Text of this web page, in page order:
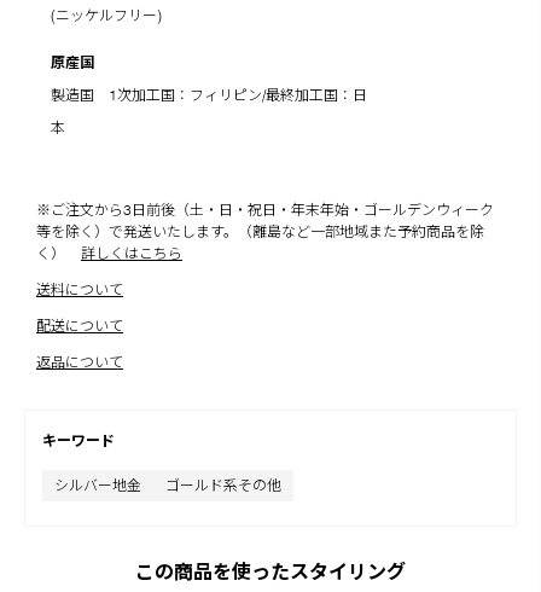
(ニッケルフリー)
原産国
製造国 1次加工国：フィリピン/最終加工国：日
本
※ご注文から3日前後（土・日・祝日・年末年始・ゴールデンウィーク
等を除く）で発送いたします。（離島など一部地域また予約商品を除
く）
詳しくはこちら
送料について
配送について
返品について
キーワード
シルバー地金 ゴールド系その他
この商品を使ったスタイリング